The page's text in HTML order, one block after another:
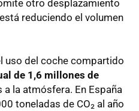
otro desplazamiento
reduciendo el volumen
uso del coche compartido
de 1,6 millones de
a la atmósfera. En España
toneladas de CO₂ al año